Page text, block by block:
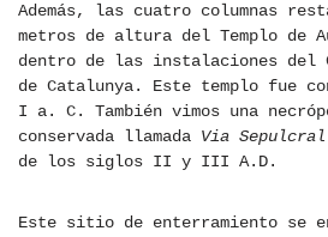
Además, las cuatro columnas
metros de altura del Templo de
dentro de las instalaciones del
de Catalunya. Este templo fue
I a. C. También vimos una
conservada llamada Via Sepulcral
de los siglos II y III A.D.
Este sitio de enterramiento se